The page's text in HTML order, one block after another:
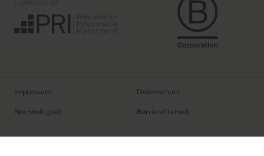
Impressum Datenschutz
Nachhaltigkeit Barrierefreiheit